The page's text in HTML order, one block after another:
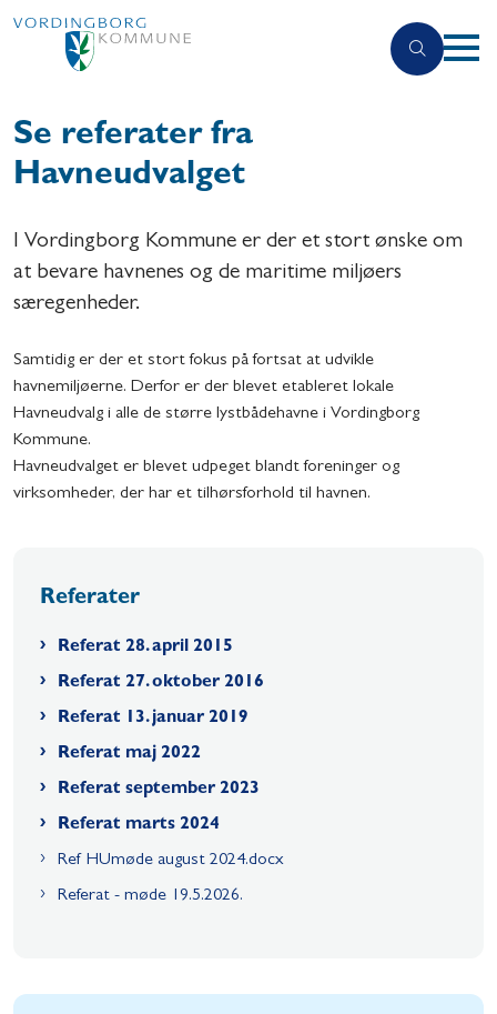
Se referater fra
Havneudvalget
I Vordingborg Kommune er der et stort ønske om
at bevare havnenes og de maritime miljøers
særegenheder.
Samtidig er der et stort fokus på fortsat at udvikle
havnemiljøerne. Derfor er der blevet etableret lokale
Havneudvalg i alle de større lystbådehavne i Vordingborg
Kommune.
Havneudvalget er blevet udpeget blandt foreninger og
virksomheder, der har et tilhørsforhold til havnen.
Referater
Referat 28. april 2015
Referat 27. oktober 2016
Referat 13. januar 2019
Referat maj 2022
Referat september 2023
Referat marts 2024
Ref HUmøde august 2024.docx
Referat - møde 19.5.2026.